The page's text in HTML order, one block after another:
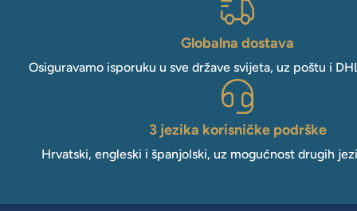
Globalna dostava
Osiguravamo isporuku u sve države svijeta, uz poštu i
3 jezika korisničke podrške
Hrvatski, engleski i španjolski, uz mogućnost drugih